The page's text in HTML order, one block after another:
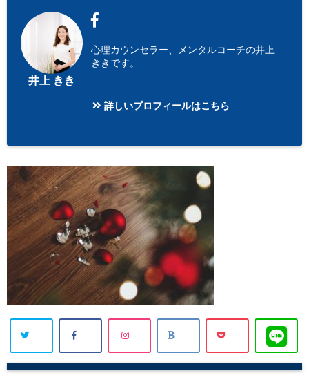
井上 きき
心理カウンセラー、メンタルコーチの井上
ききです。
詳しいプロフィールはこちら